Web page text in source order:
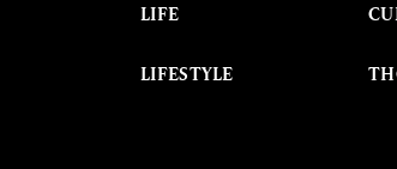
LIFE
LIFESTYLE